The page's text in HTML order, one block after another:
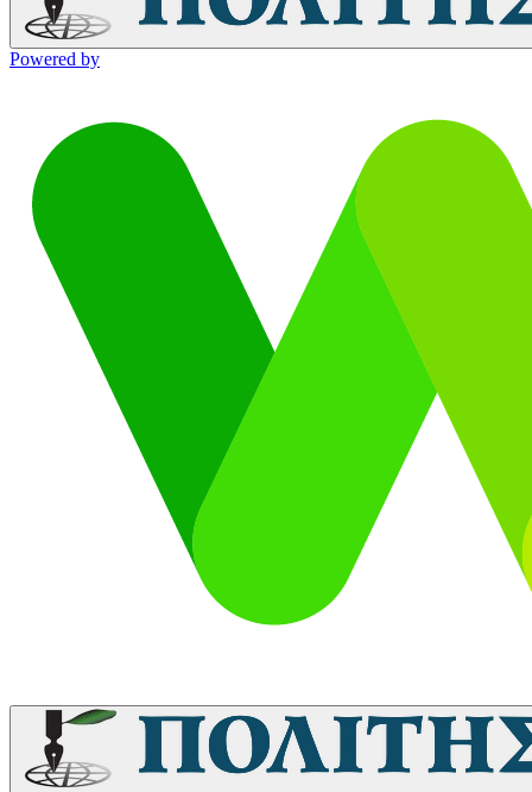
Powered by